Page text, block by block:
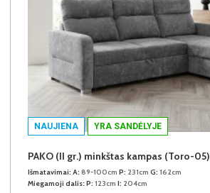
NAUJIENA YRA SANDĖLYJE
PAKO (II gr.) minkštas kampas (Toro-05)
Išmatavimai: A: 89-100cm P: 231cm G: 162cm
Miegamoji dalis: P: 123cm I: 204cm